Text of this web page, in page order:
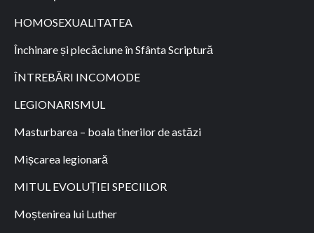
HOMOSEXUALITATEA
Închinare și plecăciune în Sfânta Scriptură
ÎNTREBĂRI INCOMODE
LEGIONARISMUL
Masturbarea – boala tinerilor de astăzi
Mișcarea legionară
MITUL EVOLUȚIEI SPECIILOR
Moștenirea lui Luther